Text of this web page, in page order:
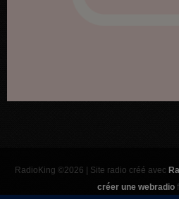
RadioKing ©2026 | Site radio créé avec
créer une webradio